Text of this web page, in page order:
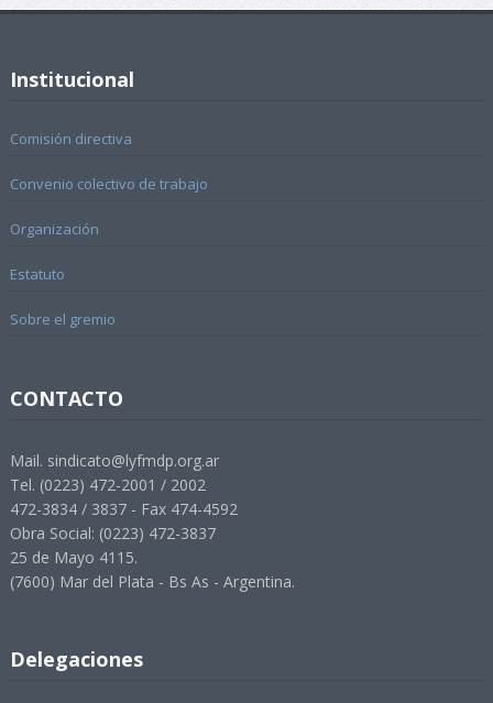
Institucional
Comisión directiva
Convenio colectivo de trabajo
Organización
Estatuto
Sobre el gremio
CONTACTO
Mail. sindicato@lyfmdp.org.ar
Tel. (0223) 472-2001 / 2002
472-3834 / 3837 - Fax 474-4592
Obra Social: (0223) 472-3837
25 de Mayo 4115.
(7600) Mar del Plata - Bs As - Argentina.
Delegaciones